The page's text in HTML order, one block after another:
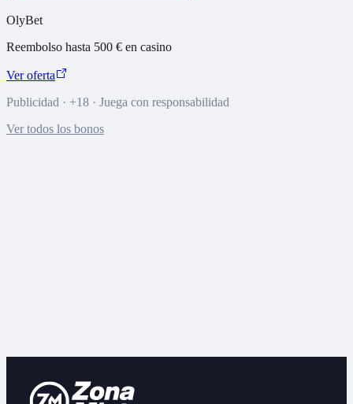
OlyBet
Reembolso hasta 500 € en casino
Ver oferta
Publicidad · +18 · Juega con responsabilidad
Ver todos los bonos